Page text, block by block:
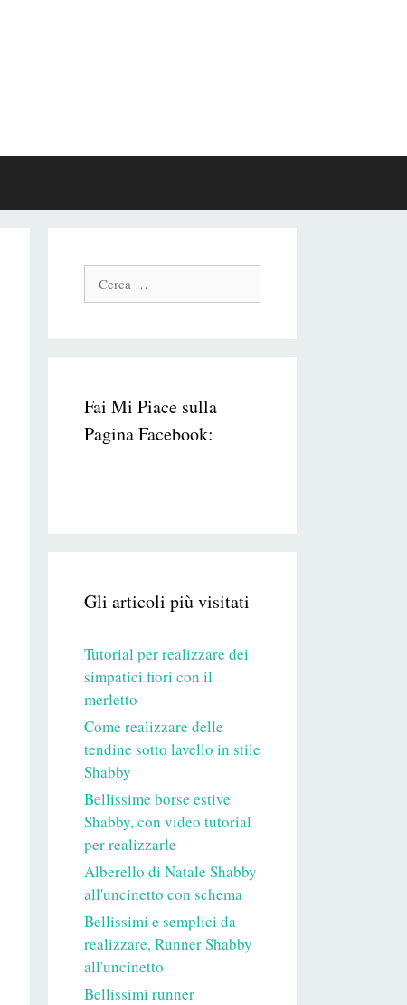
Cerca:
Fai Mi Piace sulla
Pagina Facebook:
Gli articoli più visitati
Tutorial per realizzare dei
simpatici fiori con il
merletto
Come realizzare delle
tendine sotto lavello in stile
Shabby
Bellissime borse estive
Shabby, con video tutorial
per realizzarle
Alberello di Natale Shabby
all'uncinetto con schema
Bellissimi e semplici da
realizzare, Runner Shabby
all'uncinetto
Bellissimi runner